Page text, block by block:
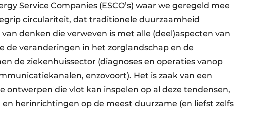
Service Companies (ESCO’s) waar we geregeld mee
circulariteit, dat traditionele duurzaamheid
denken die verweven is met alle (deel)aspecten van
de veranderingen in het zorglandschap en de
de ziekenhuissector (diagnoses en operaties vanop
enzovoort). Het is zaak van een
ontwerpen die vlot kan inspelen op al deze tendensen,
herinrichtingen op de meest duurzame (en liefst zelfs